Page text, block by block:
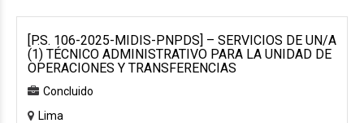
[P.S. 106-2025-MIDIS-PNPDS] – SERVICIOS DE UN/A
(1) TÉCNICO ADMINISTRATIVO PARA LA UNIDAD DE
OPERACIONES Y TRANSFERENCIAS
Concluido
Lima